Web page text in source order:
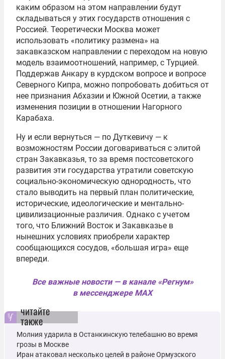
каким образом на этом направлении будут
складываться у этих государств отношения с
Россией. Теоретически Москва может
использовать «политику размена» на
закавказском направлении с переходом на новую
модель взаимоотношений, например, с Турцией.
Поддержав Анкару в курдском вопросе и вопросе
Северного Кипра, можно попробовать добиться от
нее признания Абхазии и Южной Осетии, а также
изменения позиции в отношении Нагорного
Карабаха.
Ну и если вернуться — по Дуткевичу — к
возможностям России договариваться с элитой
стран Закавказья, то за время постсоветского
развития эти государства утратили советскую
социально-экономическую однородность, что
стало выводить на первый план политические,
исторические, идеологические и ментально-
цивилизационные различия. Однако с учетом
того, что Ближний Восток и Закавказье в
нынешних условиях приобрели характер
сообщающихся сосудов, «большая игра» еще
впереди.
Все важные новости — в канале «Регнум»
в мессенджере MAX
читайте
также
Молния ударила в Останкинскую телебашню во время
грозы в Москве
Иран атаковал несколько целей в районе Ормузского